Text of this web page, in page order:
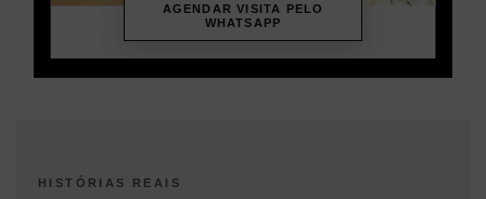
AGENDAR VISITA PELO
WHATSAPP
HISTÓRIAS REAIS